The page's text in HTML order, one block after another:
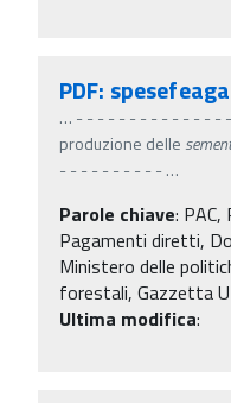
PDF:
… - - - - - - - - - - - - - -
produzione delle
- - - - - - - - - -…
Parole chiave:
Pagamenti diretti,
Ministero delle
forestali, Gazzetta
Ultima modifica: